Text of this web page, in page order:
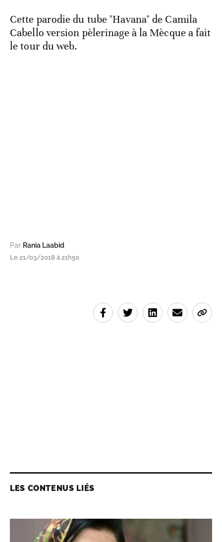
Cette parodie du tube "Havana" de Camila
Cabello version pèlerinage à la Mècque a fait
le tour du web.
Par Rania Laabid
Le 21/03/2018 à 21h50
LES CONTENUS LIÉS